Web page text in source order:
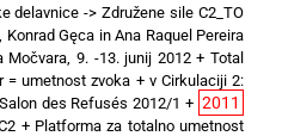
delavnice -> Združene sile C2_TO
Gęca in Ana Raquel Pereira
9. -13. junij 2012+Total
= umetnost zvoka + v Cirkulaciji 2:
des Refusés 2012/1 + 2011
+ Platforma za totalno umetnost